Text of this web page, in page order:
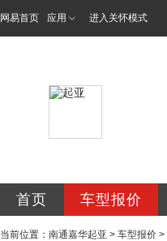
网易首页 应用 进入关怀模式
首页 车型报价
当前位置： 南通嘉华起亚 > 车型报价 >